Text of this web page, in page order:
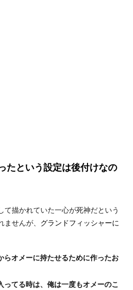
たという設定は後付けなの
て描かれていた一心が死神だという
せんが、 グランドフィッシャーに
らオメーに持たせるために作ったお
ってる時は、俺は一度もオメーのこ